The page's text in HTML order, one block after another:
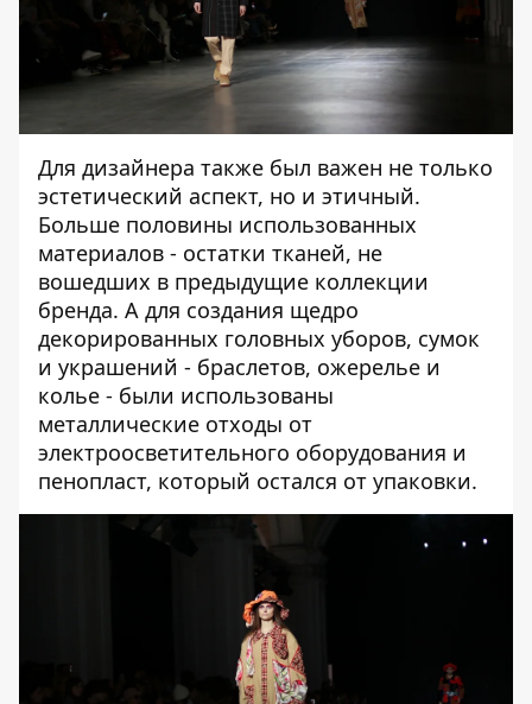
Для дизайнера также был важен не только
эстетический аспект, но и этичный.
Больше половины использованных
материалов - остатки тканей, не
вошедших в предыдущие коллекции
бренда. А для создания щедро
декорированных головных уборов, сумок
и украшений - браслетов, ожерелье и
колье - были использованы
металлические отходы от
электроосветительного оборудования и
пенопласт, который остался от упаковки.